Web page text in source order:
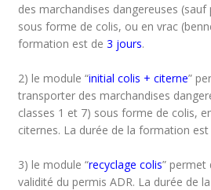
des marchandises dangereuses
sous forme de colis, ou en vrac
formation est de3 jours.
2) le module “initial colis + citerne”
transporter des marchandises
classes 1 et 7) sous forme de colis,
citernes. La durée de la formation
3) le module “recyclage colis” permet
validité du permis ADR. La durée de